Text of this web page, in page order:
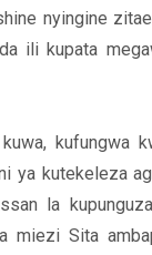
nyingine
ili kupata
kufungwa
ya kutekeleza
la
miezi Sita